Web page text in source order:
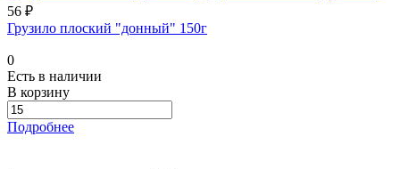
56 ₽
Грузило плоский "донный" 150г
0
Есть в наличии
В корзину
Подробнее